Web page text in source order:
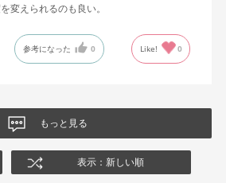
変えられるのも良い。
参考になった 0 Like! 0
もっと見る
表示：新しい順